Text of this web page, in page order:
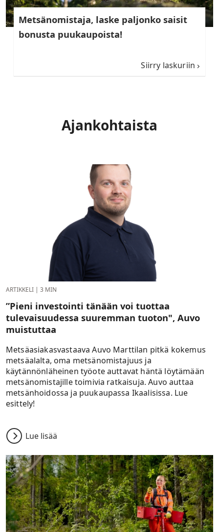
Metsänomistaja, laske paljonko saisit
bonusta puukaupoista!
Siirry laskuriin
Ajankohtaista
ARTIKKELI | 3 MIN
”Pieni investointi tänään voi tuottaa
tulevaisuudessa suuremman tuoton", Auvo
muistuttaa
Metsäasiakasvastaava Auvo Marttilan pitkä kokemus
metsäalalta, oma metsänomistajuus ja
käytännönläheinen työote auttavat häntä löytämään
metsänomistajille toimivia ratkaisuja. Auvo auttaa
metsänhoidossa ja puukaupassa Ikaalisissa. Lue
esittely!
Lue lisää